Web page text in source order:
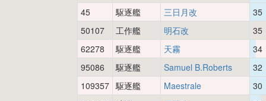
45
駆逐艦 三日月改
35
50107
工作艦 明石改
35
62278
駆逐艦 天霧
34
95086
駆逐艦 Samuel B.Roberts
32
109357 駆逐艦 Maestrale
30